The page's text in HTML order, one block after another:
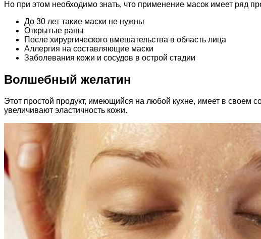
Но при этом необходимо знать, что применение масок имеет ряд
До 30 лет такие маски не нужны
Открытые раны
После хирургического вмешательства в область лица
Аллергия на составляющие маски
Заболевания кожи и сосудов в острой стадии
Волшебный желатин
Этот простой продукт, имеющийся на любой кухне, имеет в своем
увеличивают эластичность кожи.